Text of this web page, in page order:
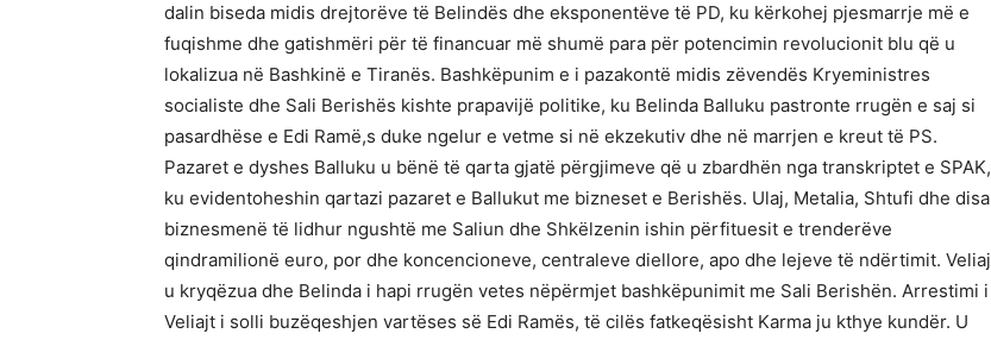
dalin biseda midis drejtorëve të Belindës dhe eksponentëve të PD, ku kërkohej pjesmarrje më e
fuqishme dhe gatishmëri për të financuar më shumë para për potencimin revolucionit blu që u
lokalizua në Bashkinë e Tiranës. Bashkëpunim e i pazakontë midis zëvendës Kryeministres
socialiste dhe Sali Berishës kishte prapavijë politike, ku Belinda Balluku pastronte rrugën e saj si
pasardhëse e Edi Ramë,s duke ngelur e vetme si në ekzekutiv dhe në marrjen e kreut të PS.
Pazaret e dyshes Balluku u bënë të qarta gjatë përgjimeve që u zbardhën nga transkriptet e SPAK,
ku evidentoheshin qartazi pazaret e Ballukut me bizneset e Berishës. Ulaj, Metalia, Shtufi dhe disa
biznesmenë të lidhur ngushtë me Saliun dhe Shkëlzenin ishin përfituesit e trenderëve
qindramilionë euro, por dhe koncencioneve, centraleve diellore, apo dhe lejeve të ndërtimit. Veliaj
u kryqëzua dhe Belinda i hapi rrugën vetes nëpërmjet bashkëpunimit me Sali Berishën. Arrestimi i
Veliajt i solli buzëqeshjen vartëses së Edi Ramës, të cilës fatkeqësisht Karma ju kthye kundër. U